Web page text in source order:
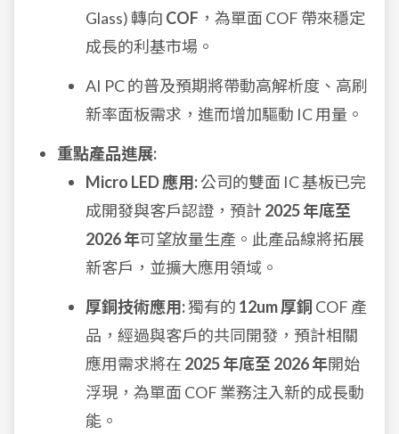
Glass) 轉向 COF ，為單面 COF 帶來穩定
成長的利基市場。
AI PC 的普及預期將帶動高解析度、高刷
新率面板需求，進而增加驅動 IC 用量。
重點產品進展:
Micro LED 應用:公司的雙面 IC 基板已完
成開發與客戶認證，預計 2025 年底至
2026 年可望放量生產。此產品線將拓展
新客戶，並擴大應用領域。
厚銅技術應用:獨有的 12um 厚銅 COF 產
品，經過與客戶的共同開發，預計相關
應用需求將在 2025 年底至 2026 年開始
浮現，為單面 COF 業務注入新的成長動
能。